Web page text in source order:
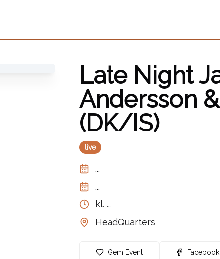
Late Night
Andersson
(DK/IS)
live
...
...
kl....
HeadQuarters
Gem Event